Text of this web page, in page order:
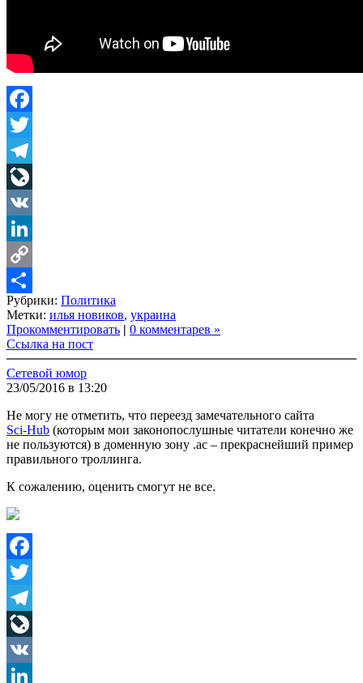
Facebook
Twitter
Telegram
LiveJournal
VK
LinkedIn
Copy
Link
Share
Рубрики: Политика
Метки: илья новиков, украина
Прокомментировать | 0 комментарев »
Ссылка на пост
Сетевой юмор
23/05/2016 в 13:20
Не могу не отметить, что переезд замечательного сайта
Sci-Hub (которым мои законопослушные читатели конечно же
не пользуются) в доменную зону .ac – прекраснейший пример
правильного троллинга.
К сожалению, оценить смогут не все.
Facebook
Twitter
Telegram
LiveJournal
VK